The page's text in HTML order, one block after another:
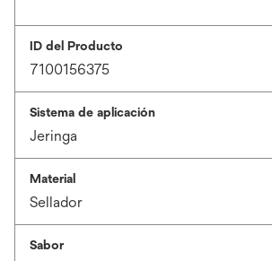
ID del Producto
7100156375
Sistema de aplicación
Jeringa
Material
Sellador
Sabor